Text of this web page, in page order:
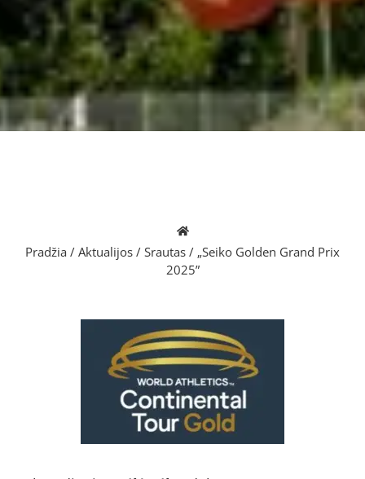
Pradžia / Aktualijos / Srautas / „Seiko Golden Grand Prix
2025”